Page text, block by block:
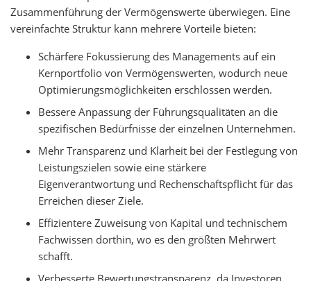
Zusammenführung der Vermögenswerte überwiegen. Eine
vereinfachte Struktur kann mehrere Vorteile bieten:
Schärfere Fokussierung des Managements auf ein
Kernportfolio von Vermögenswerten, wodurch neue
Optimierungsmöglichkeiten erschlossen werden.
Bessere Anpassung der Führungsqualitäten an die
spezifischen Bedürfnisse der einzelnen Unternehmen.
Mehr Transparenz und Klarheit bei der Festlegung von
Leistungszielen sowie eine stärkere
Eigenverantwortung und Rechenschaftspflicht für das
Erreichen dieser Ziele.
Effizientere Zuweisung von Kapital und technischem
Fachwissen dorthin, wo es den größten Mehrwert
schafft.